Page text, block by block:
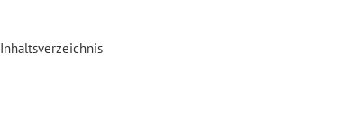
Inhaltsverzeichnis